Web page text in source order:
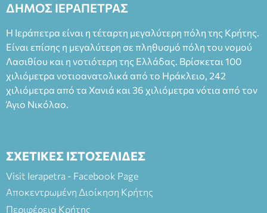
ΔΗΜΟΣ ΙΕΡΑΠΕΤΡΑΣ
Η Ιεράπετρα είναι η τέταρτη μεγαλύτερη πόλη της Κρήτης.
Είναι επίσης η μεγαλύτερη σε πληθυσμό πόλη του νομού
Λασιθίου και η νοτιότερη της Ελλάδας. Βρίσκεται 100
χιλιόμετρα νοτιοανατολικά από το Ηράκλειο, 242
χιλιόμετρα από τα Χανιά και 36 χιλιόμετρα νότια από τον
Άγιο Νικόλαο.
ΣΧΕΤΙΚΕΣ ΙΣΤΟΣΕΛΙΔΕΣ
Visit Ierapetra - Facebook Page
Αποκεντρωμένη Διοίκηση Κρήτης
Περιφέρεια Κρήτης